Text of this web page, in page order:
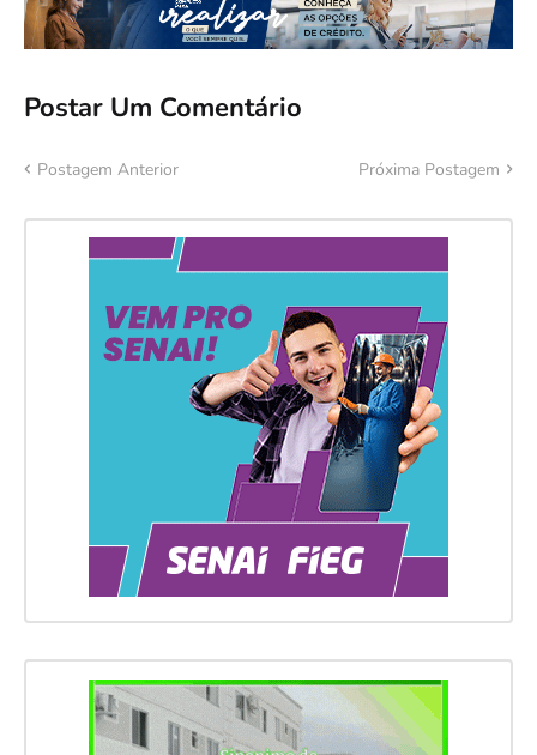
Postar Um Comentário
Postagem Anterior Próxima Postagem